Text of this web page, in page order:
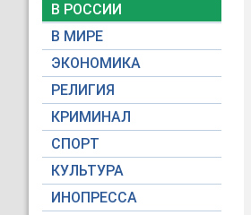
В РОССИИ
В МИРЕ
ЭКОНОМИКА
РЕЛИГИЯ
КРИМИНАЛ
СПОРТ
КУЛЬТУРА
ИНОПРЕССА